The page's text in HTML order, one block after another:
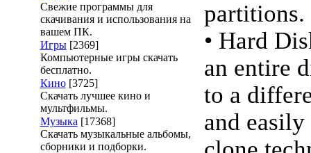
Свежие программы для
скачивания и использования на
вашем ПК.
Игры [2369]
Компьютерные игры скачать
бесплатно.
Кино [3725]
Скачать лучшее кино и
мультфильмы.
Музыка [17368]
Скачать музыкальные альбомы,
сборники и подборки.
partitions.
• Hard
an entire
to a
and